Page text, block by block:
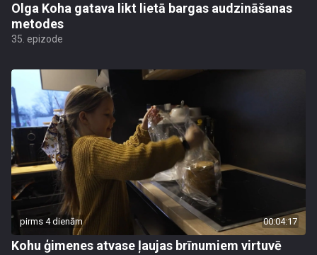
Olga Koha gatava likt lietā bargas audzināšanas
metodes
35. epizode
pirms 4 dienām 00:04:17
Kohu ģimenes atvase ļaujas brīnumiem virtuvē